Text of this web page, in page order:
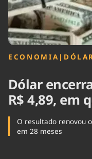
ECONOMIA |
Dólar
R$ 4,89, em
O resultado renovou
em 28 meses